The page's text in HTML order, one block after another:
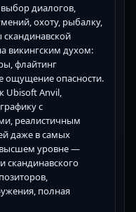
диалогов,
охоту, рыбалку,
скандинавской
викингским духом:
флайтинг
ощущение опасности.
Ubisoft Anvil,
с
реалистичным
даже в самых
уровне —
скандинавского
полная